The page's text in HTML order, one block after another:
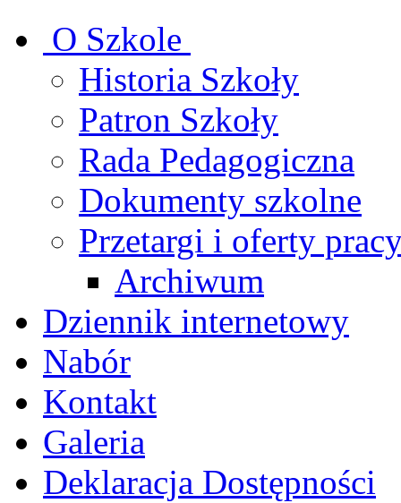
O Szkole
Historia Szkoły
Patron Szkoły
Rada Pedagogiczna
Dokumenty szkolne
Przetargi i oferty
Archiwum
Dziennik internetowy
Nabór
Kontakt
Galeria
Deklaracja Dostępności